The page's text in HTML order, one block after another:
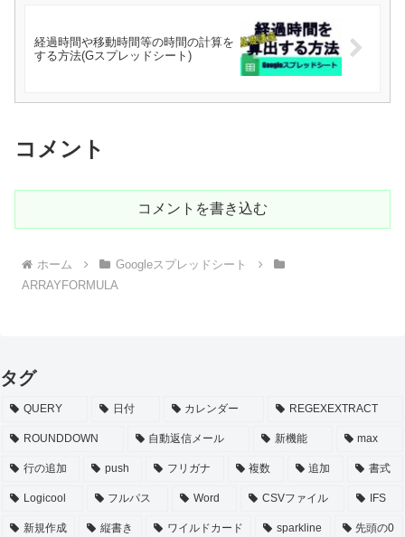
経過時間や移動時間等の時間の計算を
する方法(Gスプレッドシート)
コメント
コメントを書き込む
ホーム
Googleスプレッドシート
ARRAYFORMULA
タグ
QUERY 日付 カレンダー REGEXEXTRACT
ROUNDDOWN 自動返信メール 新機能 max
行の追加 push フリガナ 複数 追加 書式
Logicool フルパス Word CSVファイル IFS
新規作成 縦書き ワイルドカード sparkline 先頭の0